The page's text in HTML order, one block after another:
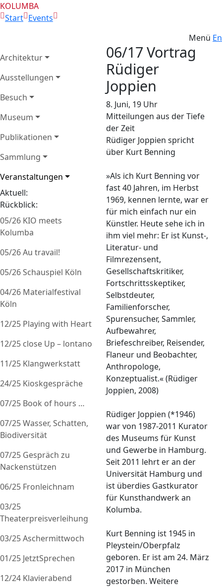
KOLUMBA
Start Events
Menü En
Architektur
Ausstellungen
Besuch
Museum
Publikationen
Sammlung
Veranstaltungen
Aktuell:
Rückblick:
05/26 KIO meets
Kolumba
05/26 Au travail!
05/26 Schauspiel Köln
04/26 Materialfestival
Köln
12/25 Playing with Heart
12/25 close Up – lontano
11/25 Klangwerkstatt
24/25 Kioskgespräche
07/25 Book of hours …
07/25 Wasser, Schatten,
Biodiversität
07/25 Gespräch zu
Nackenstützen
06/25 Fronleichnam
03/25
Theaterpreisverleihung
03/25 Aschermittwoch
01/25 JetztSprechen
12/24 Klavierabend
06/17 Vortrag
Rüdiger
Joppien
8. Juni, 19 Uhr
Mitteilungen aus der Tiefe
der Zeit
Rüdiger Joppien spricht
über Kurt Benning
»Als ich Kurt Benning vor
fast 40 Jahren, im Herbst
1969, kennen lernte, war er
für mich einfach nur ein
Künstler. Heute sehe ich in
ihm viel mehr: Er ist Kunst-,
Literatur- und
Filmrezensent,
Gesellschaftskritiker,
Fortschrittsskeptiker,
Selbstdeuter,
Familienforscher,
Spurensucher, Sammler,
Aufbewahrer,
Briefeschreiber, Reisender,
Flaneur und Beobachter,
Anthropologe,
Konzeptualist.« (Rüdiger
Joppien, 2008)
Rüdiger Joppien (*1946)
war von 1987-2011 Kurator
des Museums für Kunst
und Gewerbe in Hamburg.
Seit 2011 lehrt er an der
Universität Hamburg und
ist überdies Gastkurator
für Kunsthandwerk an
Kolumba.
Kurt Benning ist 1945 in
Pleystein/Oberpfalz
geboren. Er ist am 24. März
2017 in München
gestorben. Weitere